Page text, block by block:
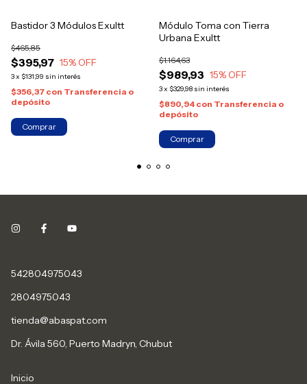
Bastidor 3 Módulos Exultt
$395,97
$465,85
15% OFF
3x $131,99 sin interés
$356,37 con Transferencia o
depósito
Módulo Toma con Tierra
Urbana Exultt
$989,93
$1.164,63
15% OFF
3x $329,98 sin interés
$890,94 con Transferencia o
depósito
542804975043
2804975043
tienda@abaspat.com
Dr. Ávila 560, Puerto Madryn, Chubut
Inicio